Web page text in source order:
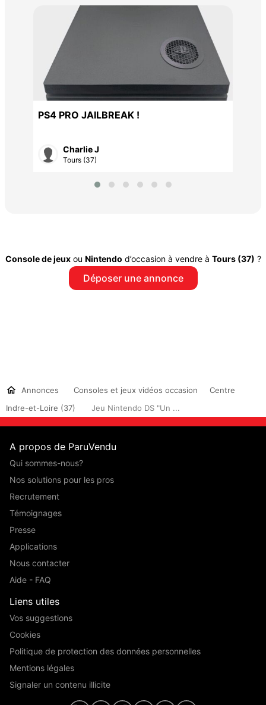
PS4 PRO JAILBREAK !
Charlie J
Tours (37)
Console de jeuxou Nintendo d’occasion à vendre à Tours (37) ?
Déposer une annonce
Annonces Consoles et jeux vidéos occasion
Centre
Indre-et-Loire (37)
Jeu Nintendo DS "Un ...
A propos de ParuVendu
Qui sommes-nous?
Nos solutions pour les pros
Recrutement
Témoignages
Presse
Applications
Nous contacter
Aide - FAQ
Liens utiles
Vos suggestions
Cookies
Politique de protection des données personnelles
Mentions légales
Signaler un contenu illicite